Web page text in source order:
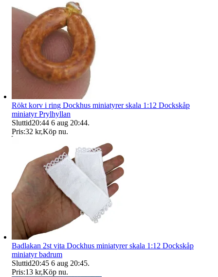
Rökt korv i ring Dockhus miniatyrer skala 1:12 Dockskåp
miniatyr Prylhyllan
Sluttid20:44 6 aug 20:44.
Pris:32 kr,Köp nu.
Badlakan 2st vita Dockhus miniatyrer skala 1:12 Dockskåp
miniatyr badrum
Sluttid20:45 6 aug 20:45.
Pris:13 kr,Köp nu.